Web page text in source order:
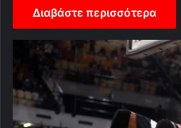
Διαβάστε περισσότερα